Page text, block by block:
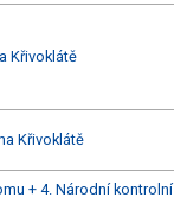
Křivoklátě
Křivoklátě
+ 4. Národní kontrolní